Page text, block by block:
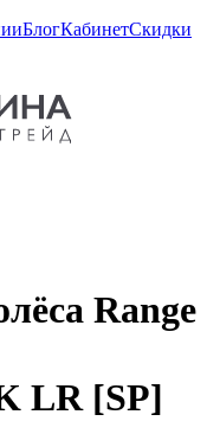
БлогКабинетСкидки
Range
LR [SP]